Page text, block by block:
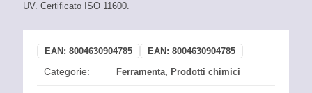
UV. Certificato ISO 11600.
EAN: 8004630904785 EAN: 8004630904785
Categorie: Ferramenta, Prodotti chimici